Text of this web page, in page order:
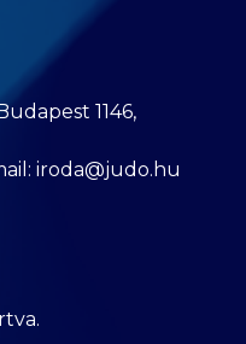
1146,
iroda@judo.hu